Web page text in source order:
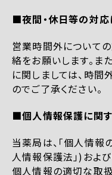
■夜間・休日等の対応
営業時間外について
絡をお願いします。ま
に関しましては、時
のでご了承ください。
■個人情報保護に関
当薬局は、「個人情報
人情報保護法」)およ
個人情報の適切な取